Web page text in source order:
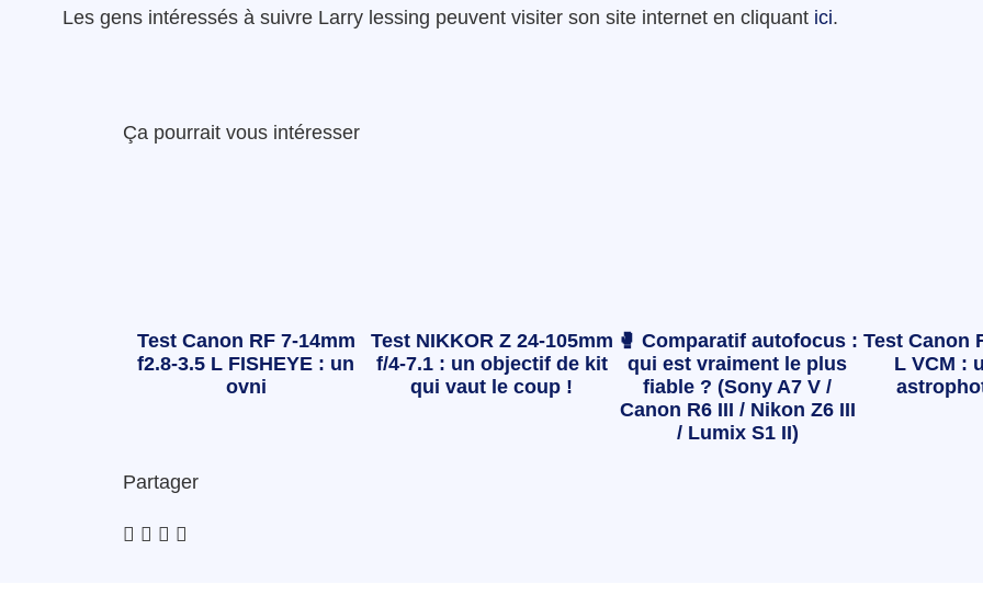
Les gens intéressés à suivre Larry lessing peuvent visiter son site internet en cliquant ici.
Ça pourrait vous intéresser
Test Canon RF 7-14mm
f2.8-3.5 L FISHEYE : un
ovni
Test NIKKOR Z 24-105mm
f/4-7.1 : un objectif de kit
qui vaut le coup !
🥊 Comparatif autofocus :
qui est vraiment le plus
fiable ? (Sony A7 V /
Canon R6 III / Nikon Z6 III
/ Lumix S1 II)
Test Canon
L VCM :
Partager